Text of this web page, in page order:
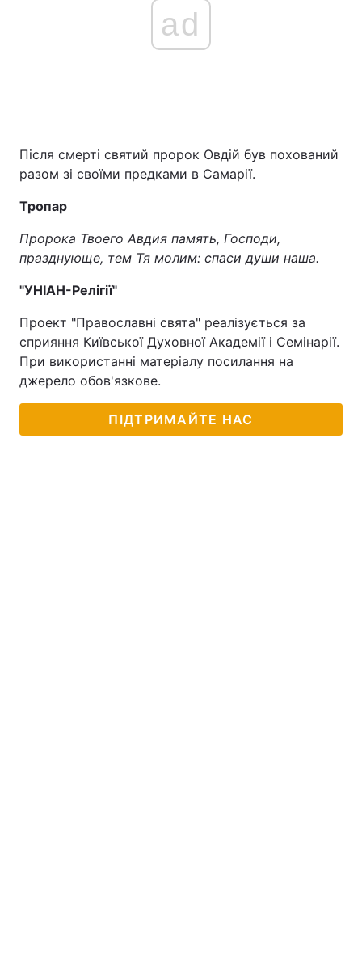
ad
Після смерті святий пророк Овдій був похований
разом зі своїми предками в Самарії.
Тропар
Пророка Твоего Авдия память, Господи,
празднующе, тем Тя молим: спаси души наша.
"УНІАН-Релігії"
Проект "Православні свята" реалізується за
сприяння Київської Духовної Академії і Семінарії.
При використанні матеріалу посилання на
джерело обов'язкове.
ПІДТРИМАЙТЕ НАС